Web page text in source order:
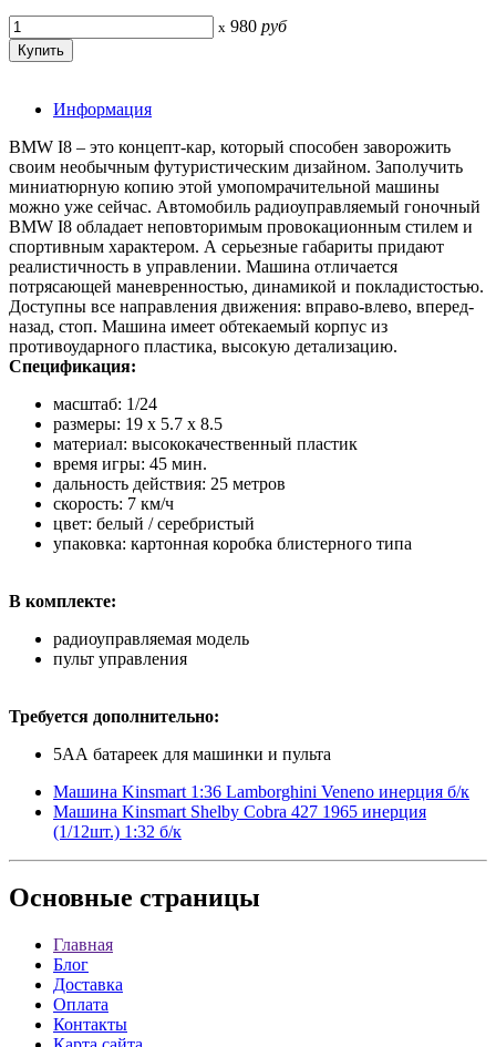
x 980 руб
Информация
BMW I8 – это концепт-кар, который способен заворожить
своим необычным футуристическим дизайном. Заполучить
миниатюрную копию этой умопомрачительной машины
можно уже сейчас. Автомобиль радиоуправляемый гоночный
BMW I8 обладает неповторимым провокационным стилем и
спортивным характером. А серьезные габариты придают
реалистичность в управлении. Машина отличается
потрясающей маневренностью, динамикой и покладистостью.
Доступны все направления движения: вправо-влево, вперед-
назад, стоп. Машина имеет обтекаемый корпус из
противоударного пластика, высокую детализацию.
Спецификация:
масштаб: 1/24
размеры: 19 x 5.7 x 8.5
материал: высококачественный пластик
время игры: 45 мин.
дальность действия: 25 метров
скорость: 7 км/ч
цвет: белый / серебристый
упаковка: картонная коробка блистерного типа
В комплекте:
радиоуправляемая модель
пульт управления
Требуется дополнительно:
5АА батареек для машинки и пульта
Машина Kinsmart 1:36 Lamborghini Veneno инерция б/к
Машина Kinsmart Shelby Cobra 427 1965 инерция
(1/12шт.) 1:32 б/к
Основные страницы
Главная
Блог
Доставка
Оплата
Контакты